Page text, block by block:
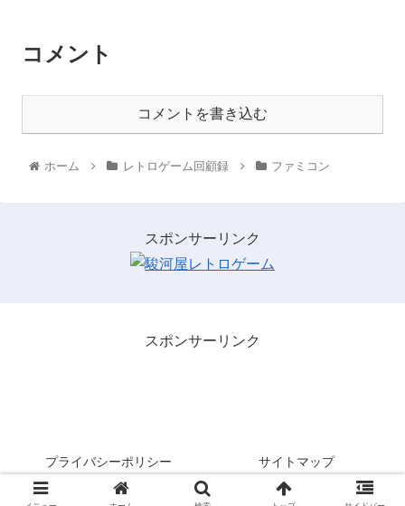
コメント
コメントを書き込む
ホーム レトロゲーム回顧録 ファミコン
スポンサーリンク
スポンサーリンク
プライバシーポリシー サイトマップ
© 2021 レトロゲームを３分間・・・。.